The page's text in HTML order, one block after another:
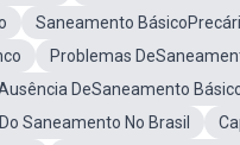
Saneamento
Problemas
DeSaneamento
Saneamento No Brasil